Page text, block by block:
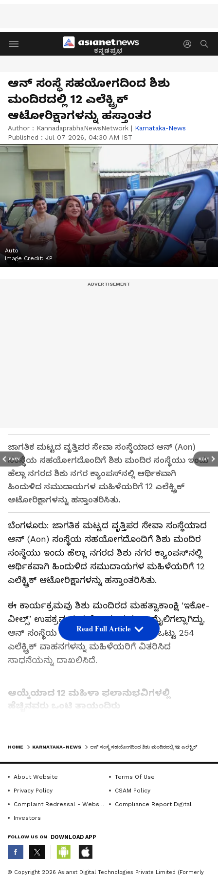
ಕನ್ನಡಪ್ರಭ
PREV NEXT
ಆನ್ ಸಂಸ್ಥೆ ಸಹಯೋಗದಿಂದ ಶಿಶು
ಮಂದಿರದಲ್ಲಿ 12 ಎಲೆಕ್ಟ್ರಿಕ್
ಆಟೋರಿಕ್ಷಾಗಳನ್ನು ಹಸ್ತಾಂತರ
Author : KannadaprabhaNewsNetwork | Karnataka-News
Published : Jul 07 2026, 04:30 AM IST
Auto
Image Credit: KP
ಜಾಗತಿಕ ಮಟ್ಟದ ವೃತ್ತಿಪರ ಸೇವಾ ಸಂಸ್ಥೆಯಾದ ಆನ್ (Aon)
ಸಂಸ್ಥೆಯ ಸಹಯೋಗದೊಂದಿಗೆ ಶಿಶು ಮಂದಿರ ಸಂಸ್ಥೆಯು ಇಂದು
ಹೆಲ್ಲಾ ನಗರದ ಶಿಶು ನಗರ ಕ್ಯಾಂಪಸ್‌ನಲ್ಲಿ ಆರ್ಥಿಕವಾಗಿ
ಹಿಂದುಳಿದ ಸಮುದಾಯಗಳ ಮಹಿಳೆಯರಿಗೆ 12 ಎಲೆಕ್ಟ್ರಿಕ್
ಆಟೋರಿಕ್ಷಾಗಳನ್ನು ಹಸ್ತಾಂತರಿಸಿತು.
ಬೆಂಗಳೂರು: ಜಾಗತಿಕ ಮಟ್ಟದ ವೃತ್ತಿಪರ ಸೇವಾ ಸಂಸ್ಥೆಯಾದ
ಆನ್ (Aon) ಸಂಸ್ಥೆಯ ಸಹಯೋಗದೊಂದಿಗೆ ಶಿಶು ಮಂದಿರ
ಸಂಸ್ಥೆಯು ಇಂದು ಹೆಲ್ಲಾ ನಗರದ ಶಿಶು ನಗರ ಕ್ಯಾಂಪಸ್‌ನಲ್ಲಿ
ಆರ್ಥಿಕವಾಗಿ ಹಿಂದುಳಿದ ಸಮುದಾಯಗಳ ಮಹಿಳೆಯರಿಗೆ 12
ಎಲೆಕ್ಟ್ರಿಕ್ ಆಟೋರಿಕ್ಷಾಗಳನ್ನು ಹಸ್ತಾಂತರಿಸಿತು.
ಈ ಕಾರ್ಯಕ್ರಮವು ಶಿಶು ಮಂದಿರದ ಮಹತ್ವಾಕಾಂಕ್ಷಿ ‘ಇಕೋ-
ವೀಲ್ಸ್’ ಉಪಕ್ರಮದ ಮತ್ತೊಂದು ಪ್ರಮುಖ ಮೈಲಿಗಲ್ಲಾಗಿದ್ದು,
ಆನ್ ಸಂಸ್ಥೆಯ ಪ್ರಾಯೋಜಕತ್ವದಲ್ಲಿ ಈವರೆಗೆ ಒಟ್ಟು 254
ಎಲೆಕ್ಟ್ರಿಕ್ ವಾಹನಗಳನ್ನು ಮಹಿಳೆಯರಿಗೆ ವಿತರಿಸಿದ
ಸಾಧನೆಯನ್ನು ದಾಖಲಿಸಿದೆ.
ಆಯ್ಕೆಯಾದ 12 ಮಹಿಳಾ ಫಲಾನುಭವಿಗಳಲ್ಲಿ
ಹೆಚ್ಚಿನವರು ಒಂಟಿ ತಾಯಂದಿರು
ಪ್ರದೇಶಗಳಿಂದ ಆಯ್ಕೆಯಾದ 12 ಮಹಿಳಾ ಫಲಾನುಭವಿಗಳಲ್ಲಿ
ದೀರ್ಘಕಾಲೀನ ಭದ್ರತೆಗೆ ಭದ್ರ ಅಡಿಪಾಯವನ್ನು ಒದಗಿಸಲಿದೆ.
Read Full Article
ABOUT THE AUTHOR
HOME KARNATAKA-NEWS
About Website
Terms Of Use
Privacy Policy
CSAM Policy
Complaint Redressal - Website
Compliance Report Digital
Investors
FOLLOW US ON DOWNLOAD APP
© Copyright 2026 Asianxt Digital Technologies Private Limited (Formerly